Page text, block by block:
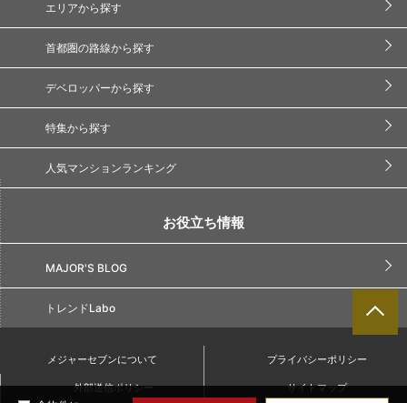
エリアから探す
首都圏の路線から探す
デベロッパーから探す
特集から探す
人気マンションランキング
お役立ち情報
MAJOR'S BLOG
トレンドLabo
メジャーセブンについて プライバシーポリシー
外部送信ポリシー サイトマップ